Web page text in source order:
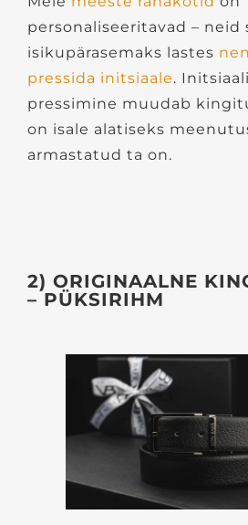
personaliseeritavad – neid
isikupärasemaks lastes
pressida initsiaale.
pressimine muudab
on isale alatiseks
armastatud ta on.
2) ORIGINAALNE
– PÜKSIRIHM